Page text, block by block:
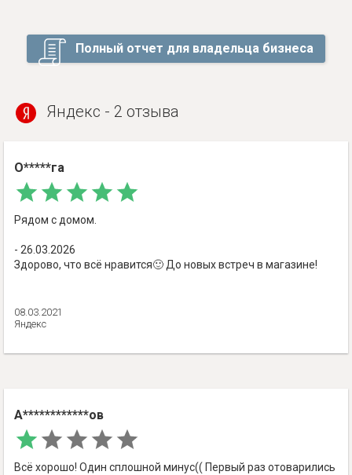
Полный отчет для владельца бизнеса
Яндекс - 2 отзыва
О*****га
Рядом с домом.
- 26.03.2026
Здорово, что всё нравится🙂 До новых встреч в магазине!
08.03.2021
Яндекс
А************ов
Всё хорошо! Один сплошной минус(( Первый раз отоварились